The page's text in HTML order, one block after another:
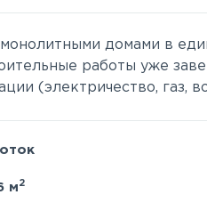
домами в
работы уже
(электричество, газ,
м 2